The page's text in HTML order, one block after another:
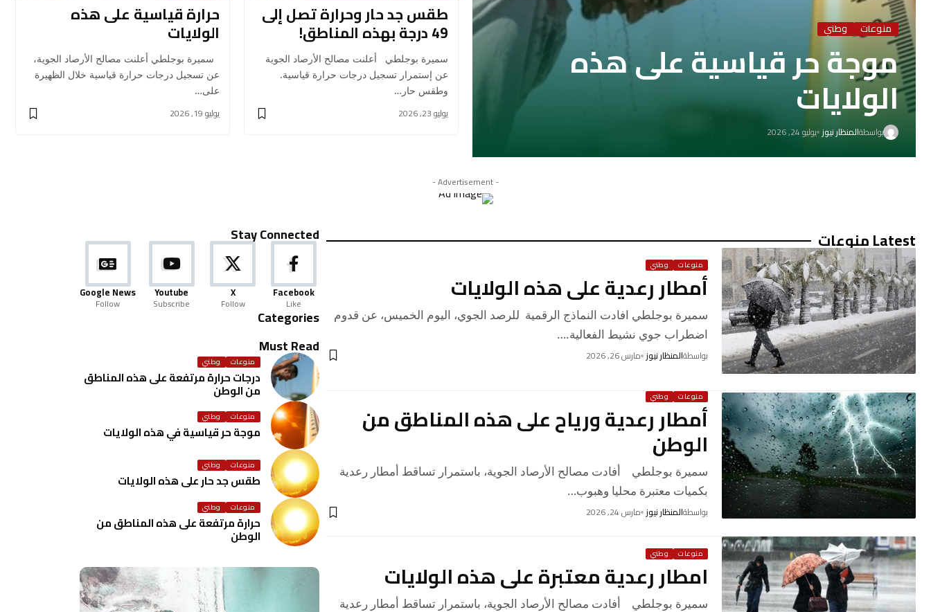
منوعات وطني
موجة حر قياسية على هذه
الولايات
بواسطةالمنظار نيوز يوليو 24, 2026
طقس جد حار وحرارة تصل إلى
49 درجة بهذه المناطق!
سميرة بوجلطي أعلنت مصالح الأرصاد الجوية
عن إستمرار تسجيل درجات حرارة قياسية.
وطقس حار…
يوليو 23, 2026
حرارة قياسية على هذه
الولايات
سميرة بوجلطي أعلنت مصالح الأرصاد الجوية،
عن تسجيل درجات حرارة قياسية خلال الظهيرة
على…
يوليو 19, 2026
- Advertisement -
Latest منوعات
منوعات وطني
أمطار رعدية على هذه الولايات
سميرة بوجلطي افادت النماذج الرقمية للرصد الجوي، اليوم الخميس، عن قدوم
اضطراب جوي نشيط الفعالية.…
بواسطةالمنظار نيوز مارس 26, 2026
منوعات وطني
أمطار رعدية ورياح على هذه المناطق من
الوطن
سميرة بوجلطي أفادت مصالح الأرصاد الجوية، باستمرار تساقط أمطار رعدية
بكميات معتبرة محليا وهبوب…
بواسطةالمنظار نيوز مارس 24, 2026
منوعات وطني
امطار رعدية معتبرة على هذه الولايات
سميرة بوجلطي أفادت مصالح الأرصاد الجوية، باستمرار تساقط أمطار رعدية
Stay Connected
Facebook
Like
X
Follow
Youtube
Subscribe
Google News
Follow
Categories
Must Read
منوعات وطني
درجات حرارة مرتفعة على هذه المناطق
من الوطن
منوعات وطني
موجة حر قياسية في هذه الولايات
منوعات وطني
طقس جد حار على هذه الولايات
منوعات وطني
حرارة مرتفعة على هذه المناطق من
الوطن